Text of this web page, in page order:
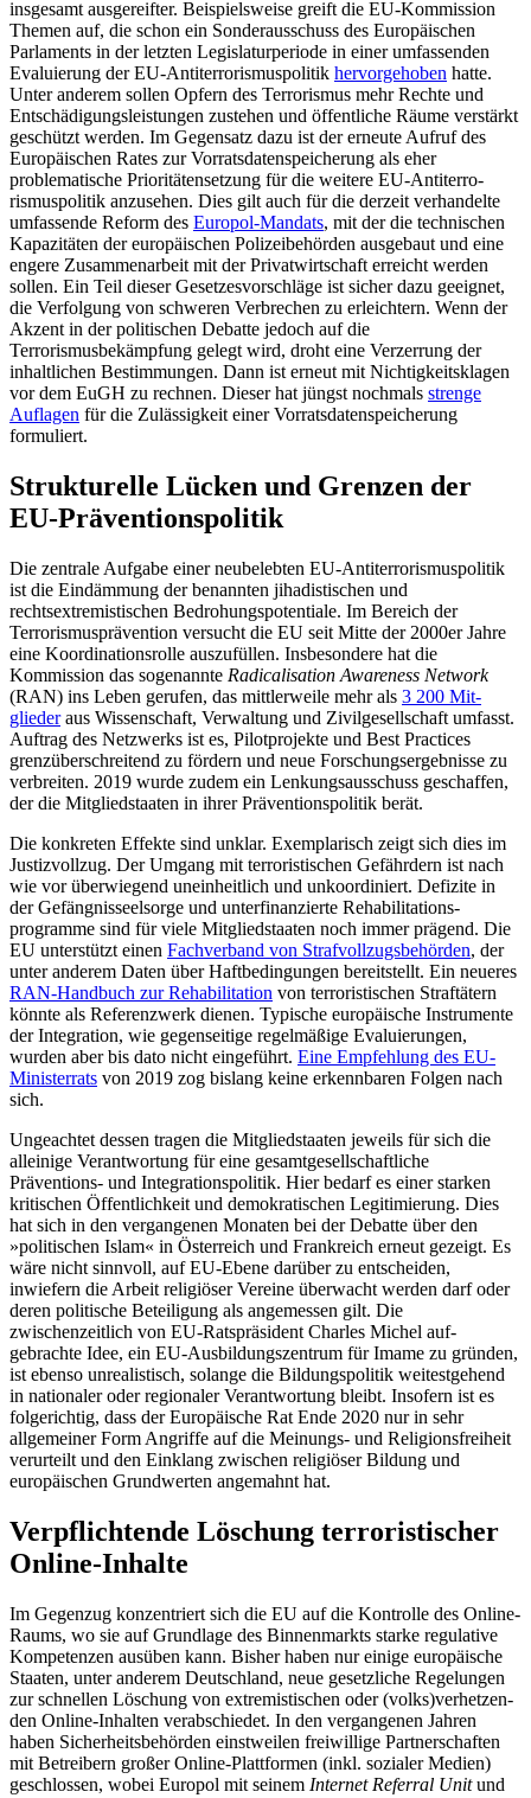
insgesamt ausgereifter. Beispielsweise greift die EU-Kommission
Themen auf, die schon ein Sonderausschuss des Europäischen
Parlaments in der letzten Legislaturperiode in einer umfassenden
Evaluierung der EU-Antiterrorismuspolitik hervorgehoben hatte.
Unter anderem sollen Opfern des Terrorismus mehr Rechte und
Entschädigungsleistungen zustehen und öffentliche Räume verstärkt
geschützt wer­den. Im Gegensatz dazu ist der erneute Auf­ruf des
Europäischen Rates zur Vorratsdaten­speicherung als eher
problematische Prio­ritätensetzung für die weitere EU-Antiterro­
rismuspolitik anzusehen. Dies gilt auch für die derzeit verhandelte
umfassende Reform des Europol-Mandats, mit der die technischen
Kapazitäten der europäischen Polizei­behörden ausgebaut und eine
engere Zu­sammenarbeit mit der Privatwirtschaft er­reicht werden
sollen. Ein Teil dieser Geset­zesvorschläge ist sicher dazu geeignet,
die Verfolgung von schweren Verbrechen zu erleichtern. Wenn der
Akzent in der politi­schen Debatte jedoch auf die
Terrorismusbekämpfung gelegt wird, droht eine Verzer­rung der
inhaltlichen Bestimmungen. Dann ist erneut mit Nichtigkeitsklagen
vor dem EuGH zu rechnen. Dieser hat jüngst noch­mals strenge
Auflagen für die Zulässigkeit einer Vorratsdatenspeicherung
formuliert.
Strukturelle Lücken und Grenzen der
EU-Präventionspolitik
Die zentrale Aufgabe einer neubelebten EU-Antiterrorismuspolitik
ist die Ein­dämmung der benannten jihadistischen und
rechtsextremistischen Bedrohungs­potentiale. Im Bereich der
Terrorismus­prävention versucht die EU seit Mitte der 2000er Jahre
eine Ko­ordinationsrolle aus­zufüllen. Insbesondere hat die
Kommission das sogenannte Radica­lisation Awareness Network
(RAN) ins Leben gerufen, das mittlerweile mehr als 3 200 Mit­
gliederaus Wissen­schaft, Verwaltung und Zivilgesellschaft um­fasst.
Auftrag des Netz­werks ist es, Pilot­projekte und Best Practices
grenzüberschreitend zu fördern und neue Forschungsergebnisse zu
verbreiten. 2019 wurde zudem ein Lenkungsausschuss ge­schaffen,
der die Mitgliedstaaten in ihrer Präventions­politik berät.
Die konkreten Effekte sind unklar. Exem­plarisch zeigt sich dies im
Justizvollzug. Der Umgang mit terroristischen Gefährdern ist nach
wie vor überwiegend uneinheitlich und unkoordiniert. Defizite in
der Gefäng­nis­seelsorge und unterfinanzierte Rehabilitations­
programme sind für viele Mitgliedstaaten noch immer prägend. Die
EU unter­stützt einen Fachverband von Strafvollzugs­behörden, der
unter anderem Daten über Haftbedingungen bereitstellt. Ein neueres
RAN-Handbuch zur Rehabilitation von ter­roristischen Straf­tätern
könnte als Referenzwerk dienen. Typische europäische In­strumente
der Integration, wie gegenseitige regelmäßige Evaluierungen,
wurden aber bis dato nicht eingeführt. Eine Empfehlung des EU-
Ministerrats von 2019 zog bislang keine erkennbaren Folgen nach
sich.
Ungeachtet dessen tragen die Mitglied­staaten jeweils für sich die
alleinige Ver­ant­wortung für eine gesamtgesellschaftliche
Präventions- und Integrationspolitik. Hier bedarf es einer starken
kritischen Öffentlichkeit und demokratischen Legitimierung. Dies
hat sich in den vergangenen Monaten bei der Debatte über den
»politischen Islam« in Österreich und Frankreich erneut ge­zeigt. Es
wäre nicht sinnvoll, auf EU-Ebene da­rüber zu entschei­den,
inwiefern die Arbeit religiöser Vereine überwacht werden darf oder
deren politische Beteiligung als an­gemessen gilt. Die
zwischenzeitlich von EU-Ratspräsi­dent Charles Michel auf­
gebrachte Idee, ein EU-Ausbildungszentrum für Imame zu grün­den,
ist ebenso unrealistisch, solange die Bildungspolitik weitestgehend
in natio­naler oder regionaler Ver­antwortung bleibt. Insofern ist es
folge­richtig, dass der Europäische Rat Ende 2020 nur in sehr
allgemeiner Form Angriffe auf die Meinungs- und Religionsfreiheit
ver­urteilt und den Einklang zwischen reli­giöser Bildung und
europäischen Grundwerten angemahnt hat.
Verpflichtende Löschung terroristischer
Online-Inhalte
Im Gegenzug konzentriert sich die EU auf die Kontrolle des Online-
Raums, wo sie auf Grundlage des Binnenmarkts starke regu­lative
Kompetenzen ausüben kann. Bisher haben nur einige europäische
Staaten, unter anderem Deutschland, neue gesetz­liche Regelungen
zur schnellen Löschung von extremistischen oder (volks)verhetzen­
den Online-Inhalten verabschiedet. In den vergangenen Jahren
haben Sicherheits­behörden einstweilen freiwillige Partnerschaften
mit Betreibern großer Online-Platt­formen (inkl. sozialer Medien)
geschlossen, wobei Europol mit seinem Internet Referral Unitund